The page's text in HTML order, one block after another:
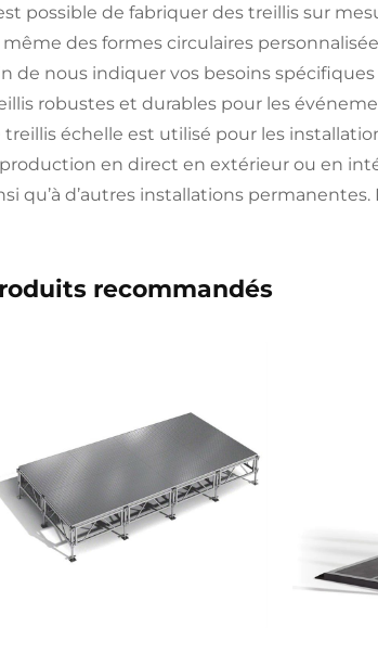
possible de fabriquer des treillis sur
des formes circulaires
de nous indiquer vos besoins
robustes et durables pour les
treillis échelle est utilisé pour les
en direct en extérieur ou en
qu’à d’autres installations
recommandés